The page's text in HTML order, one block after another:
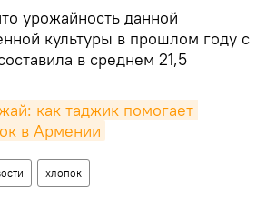
урожайность данной
культуры в прошлом году с
в среднем 21,5
как таджик помогает
в Армении
хлопок